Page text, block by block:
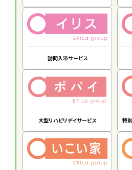
訪問入浴サービス
大型リハビリデイサービス 特